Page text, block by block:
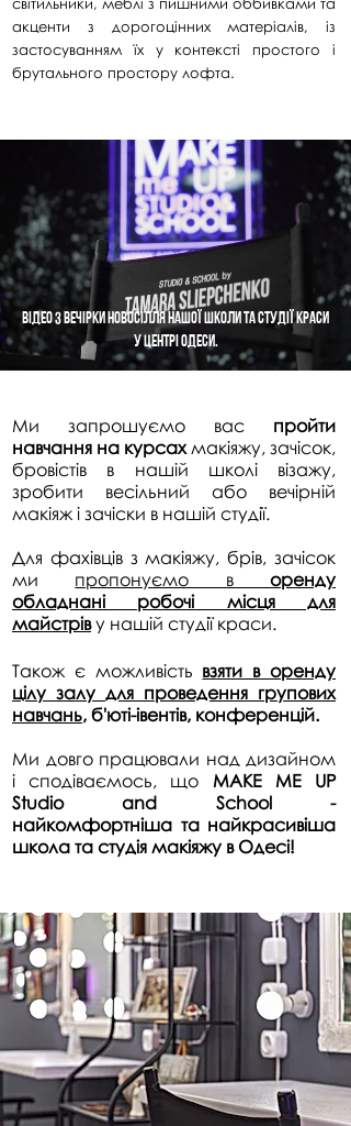
акценти з дорогоцінних матеріалів, із
застосуванням їх у контексті простого і
брутального простору лофта.
відео з вечірки новосілля нашої школи та студії краси
у центрі Одеси.
Ми запрошуємо вас пройти
навчання на курсахмакіяжу, зачісок,
бровістів в нашій школі візажу,
зробити весільний або вечірній
макіяж і зачіски в нашій студії.
Для фахівців з макіяжу, брів, зачісок
ми пропонуємо воренду
обладнані робочі місця для
майстрів у нашій студії краси.
Також є можливість взяти в оренду
цілу залу для проведення групових
навчань, б'юті-івентів, конференцій.
Ми довго працювали над дизайном
і сподіваємось, що MAKE ME UP
Studio and School -
найкомфортніша та найкрасивіша
школа та студія макіяжу в Одесі!